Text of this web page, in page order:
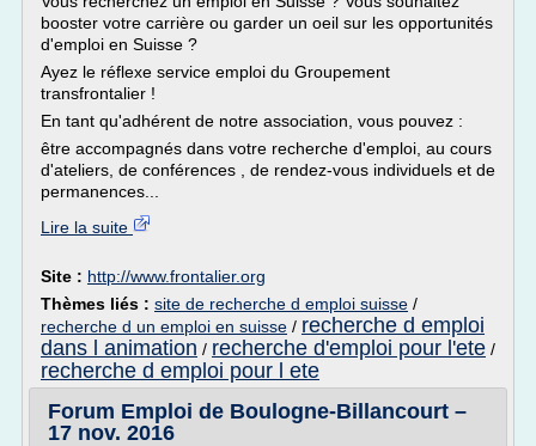
booster votre carrière ou garder un oeil sur les opportunités
d'emploi en Suisse ?
Ayez le réflexe service emploi du Groupement
transfrontalier !
En tant qu'adhérent de notre association, vous pouvez :
être accompagnés dans votre recherche d'emploi, au cours
d'ateliers, de conférences , de rendez-vous individuels et de
permanences...
Lire la suite
Site : http://www.frontalier.org
Thèmes liés : site de recherche d emploi suisse /
recherche d un emploi en suisse / recherche d emploi
dans l animation / recherche d'emploi pour l'ete /
recherche d emploi pour l ete
Forum Emploi de Boulogne-Billancourt –
17 nov. 2016